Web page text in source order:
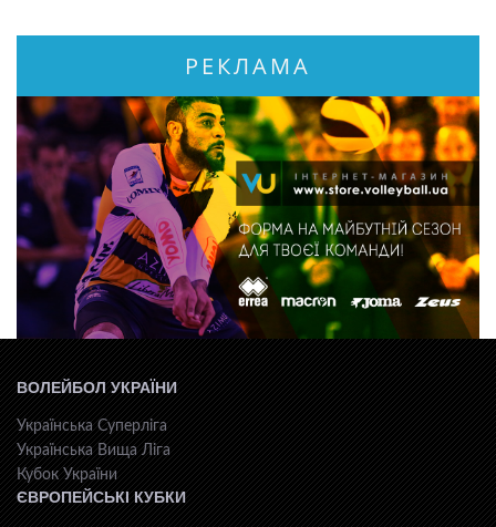
РЕКЛАМА
ВОЛЕЙБОЛ УКРАЇНИ
Українська Суперліга
Українська Вища Ліга
Кубок України
ЄВРОПЕЙСЬКІ КУБКИ